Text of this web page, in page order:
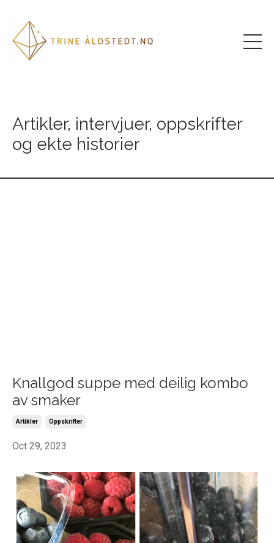
Artikler, intervjuer, oppskrifter
og ekte historier
Knallgod suppe med deilig kombo
av smaker
Artikler Oppskrifter
Oct 29, 2023